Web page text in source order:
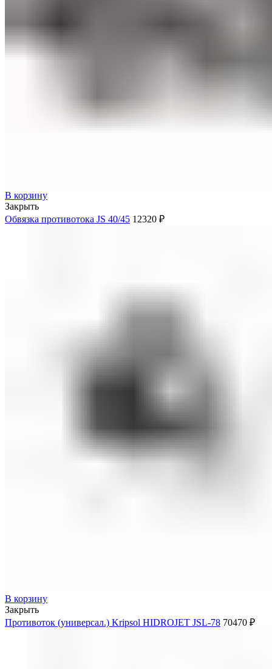
В корзину
Закрыть
Обвязка противотока JS 40/45 12320 ₽
В корзину
Закрыть
Противоток (универсал.) Kripsol HIDROJET JSL-78 70470 ₽